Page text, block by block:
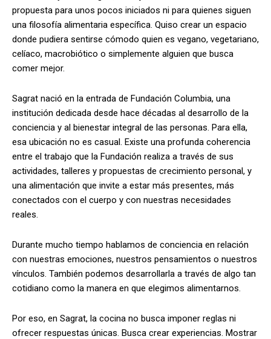
propuesta para unos pocos iniciados ni para quienes siguen
una filosofía alimentaria específica. Quiso crear un espacio
donde pudiera sentirse cómodo quien es vegano, vegetariano,
celíaco, macrobiótico o simplemente alguien que busca
comer mejor.
Sagrat nació en la entrada de Fundación Columbia, una
institución dedicada desde hace décadas al desarrollo de la
conciencia y al bienestar integral de las personas. Para ella,
esa ubicación no es casual. Existe una profunda coherencia
entre el trabajo que la Fundación realiza a través de sus
actividades, talleres y propuestas de crecimiento personal, y
una alimentación que invite a estar más presentes, más
conectados con el cuerpo y con nuestras necesidades
reales.
Durante mucho tiempo hablamos de conciencia en relación
con nuestras emociones, nuestros pensamientos o nuestros
vínculos. También podemos desarrollarla a través de algo tan
cotidiano como la manera en que elegimos alimentarnos.
Por eso, en Sagrat, la cocina no busca imponer reglas ni
ofrecer respuestas únicas. Busca crear experiencias. Mostrar